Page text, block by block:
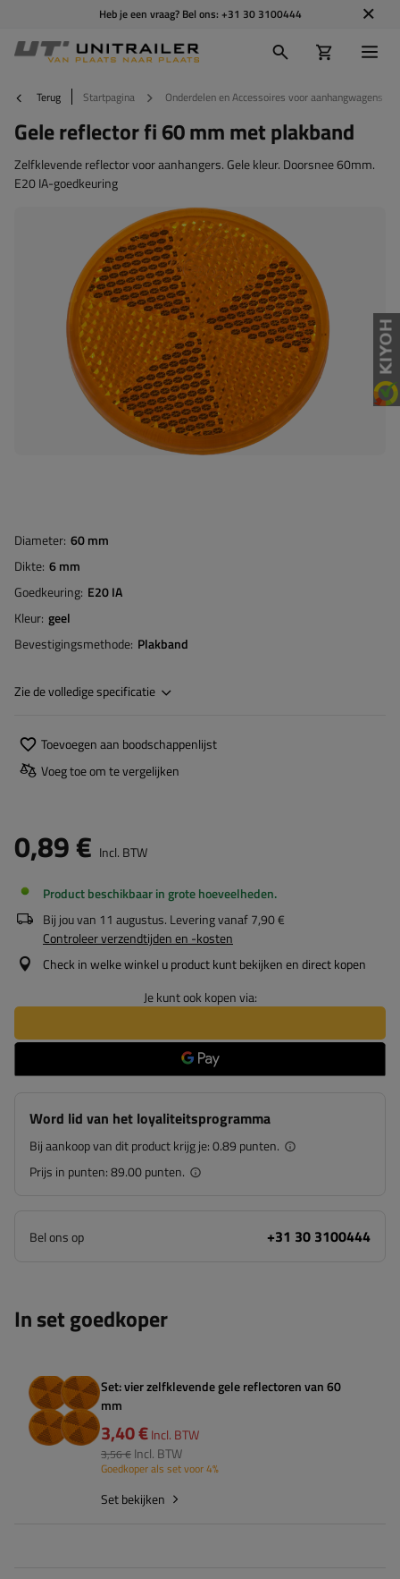
Heb je een vraag? Bel ons: +31 30 3100444
Terug Startpagina Onderdelen en Accessoires voor aanhangwagens
Gele reflector fi 60 mm met plakband
Zelfklevende reflector voor aanhangers. Gele kleur. Doorsnee 60mm.
E20 IA-goedkeuring
Diameter 60 mm
Dikte 6 mm
Goedkeuring E20 IA
Kleur geel
Bevestigingsmethode Plakband
Zie de volledige specificatie
Toevoegen aan boodschappenlijst
Voeg toe om te vergelijken
0,89 € Incl. BTW
Product beschikbaar in grote hoeveelheden
Bij jou van 11 augustus. Levering vanaf7,90 €
Controleer verzendtijden en -kosten
Check in welke winkel u product kunt bekijken en direct kopen
Je kunt ook kopen via:
Word lid van het loyaliteitsprogramma
Bij aankoop van dit product krijg je:0.89 punten.
Prijs in punten:89.00 punten.
Bel ons op +31 30 3100444
In set goedkoper
Set: vier zelfklevende gele reflectoren van 60
mm
3,40 €Incl. BTW
3,56 € Incl. BTW
Goedkoper als set voor 4%
Set bekijken